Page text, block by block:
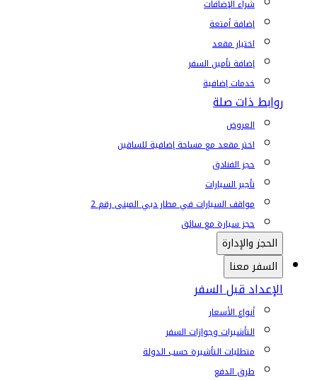
شراء الإضافات
إضافة أمتعة
اختيار مقعد
إضافة تأمين السفر
خدمات إضافية
روابط ذات صلة
العروض
اختر مقعد مع مساحة إضافية للساقين
حجز الفنادق
تأجير السيارات
مواقف السيارات في مطار دبي المبنى رقم 2
حجز سيارة مع سائق
الحجز والإدارة
السفر معنا
الإعداد قبل السفر
أنواع الأسعار
التأشيرات وجوازات السفر
متطلبات التأشيرة حسب الدولة
طرق الدفع